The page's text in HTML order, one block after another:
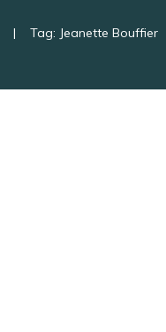
| Tag: Jeanette Bouffier